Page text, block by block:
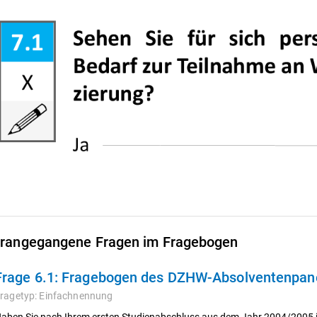
Fragen im Fragebogen
6.1: Fragebogen des DZHW-
Einfachnennung